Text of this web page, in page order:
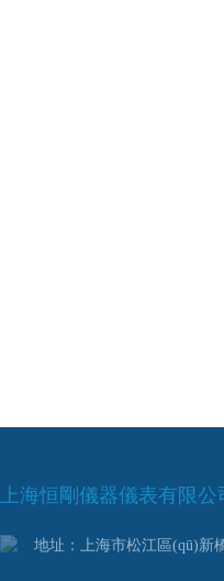
上海恒剛儀器儀表有限公
地址：上海市松江區(qū)新